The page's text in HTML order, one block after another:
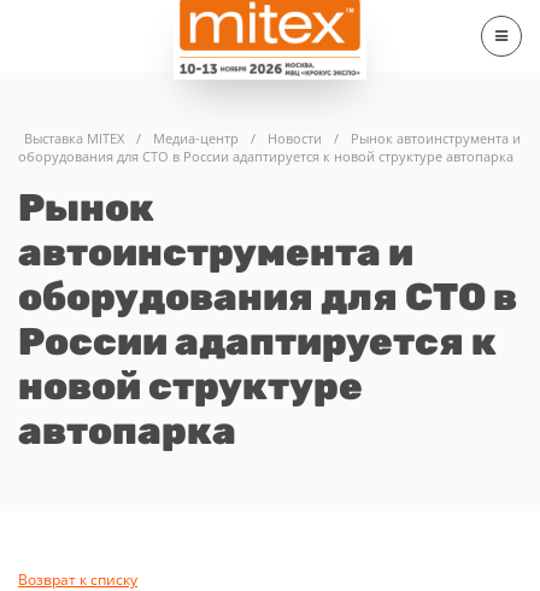
Выставка MITEX / Медиа-центр / Новости /
Рынок автоинструмента и
оборудования для СТО в России адаптируется к новой структуре автопарка
Рынок
автоинструмента и
оборудования для СТО в
России адаптируется к
новой структуре
автопарка
Возврат к списку